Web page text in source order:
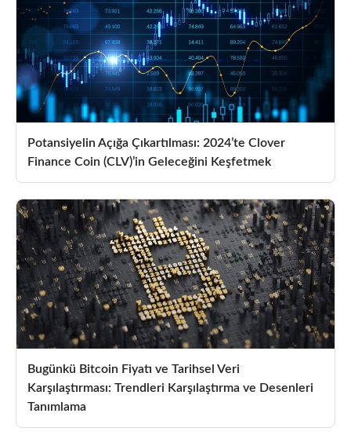
Potansiyelin Açığa Çıkartılması: 2024’te Clover
Finance Coin (CLV)’in Geleceğini Keşfetmek
Bugünkü Bitcoin Fiyatı ve Tarihsel Veri
Karşılaştırması: Trendleri Karşılaştırma ve Desenleri
Tanımlama